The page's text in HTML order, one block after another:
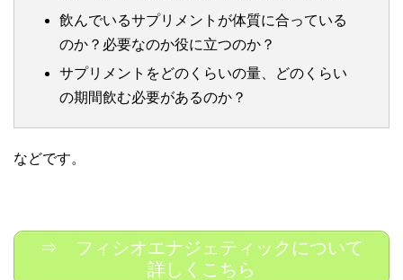
飲んでいるサプリメントが体質に合っている
のか？必要なのか役に立つのか？
サプリメントをどのくらいの量、どのくらい
の期間飲む必要があるのか？
などです。
⇒ フィシオエナジェティックについて
詳しくこちら